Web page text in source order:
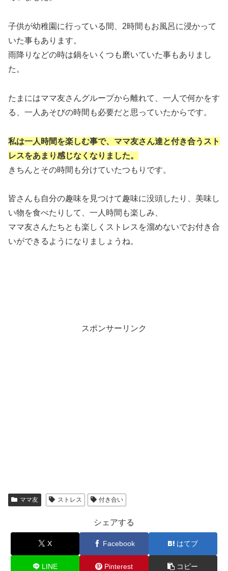
子供が幼稚園に行っている間、2時間もお風呂に浸かって
いた事もあります。
雨降りなどの時は鍋をいくつも磨いていた事もありまし
た。
たまにはママ友さんグループから離れて、一人で何かをす
る、一人あそびの時間も必要だと思っていたからです。
私は一人時間を楽しむ事で、ママ友さん達と付き合うスト
レスをあまり感じなくなりました。
きちんとその時間も分けていたつもりです。
皆さんも自分の趣味を見つけて趣味に没頭したり、美味し
い物を食べたりして、一人時間も楽しみ、
ママ友さんたちとも楽しくストレスを溜めないでお付き合
いができるようになりましょうね。
スポンサーリンク
ママ友 ストレス 付き合い
シェアする
X Facebook はてブ
LINE Pinterest コピー